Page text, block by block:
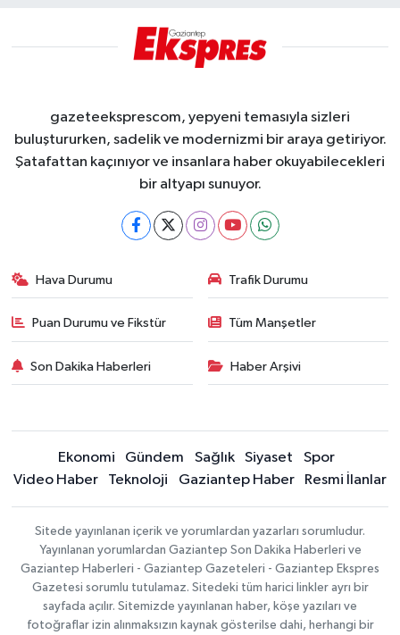
gazeteeksprescom, yepyeni temasıyla sizleri
buluştururken, sadelik ve modernizmi bir araya getiriyor.
Şatafattan kaçınıyor ve insanlara haber okuyabilecekleri
bir altyapı sunuyor.
Hava Durumu Trafik Durumu
Puan Durumu ve Fikstür Tüm Manşetler
Son Dakika Haberleri Haber Arşivi
Ekonomi Gündem Sağlık Siyaset
Spor
Video Haber
Teknoloji Gaziantep Haber Resmi İlanlar
Sitede yayınlanan içerik ve yorumlardan yazarları sorumludur.
Yayınlanan yorumlardan Gaziantep Son Dakika Haberleri ve
Gaziantep Haberleri - Gaziantep Gazeteleri - Gaziantep Ekspres
Gazetesi sorumlu tutulamaz. Sitedeki tüm harici linkler ayrı bir
sayfada açılır. Sitemizde yayınlanan haber, köşe yazıları ve
fotoğraflar izin alınmaksızın kaynak gösterilse dahi, herhangi bir